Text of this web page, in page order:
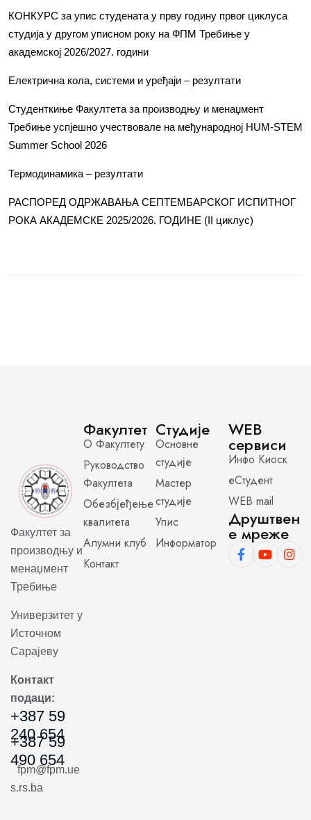
КОНКУРС за упис студената у прву годину првог циклуса
студија у другом уписном року на ФПМ Требиње у
академској 2026/2027. години
Електрична кола, системи и уређаји – резултати
Студенткиње Факултета за производњу и менаџмент
Требиње успјешно учествовале на међународној HUM-STEM
Summer School 2026
Термодинамика – резултати
РАСПОРЕД ОДРЖАВАЊА СЕПТЕМБАРСКОГ ИСПИТНОГ
РОКА АКАДЕМСКЕ 2025/2026. ГОДИНЕ (II циклус)
Факултет за
производњу и
менаџмент
Требиње
Универзитет у
Источном
Сарајеву
Контакт
подаци:
+387 59
240 654
+387 59
490 654
fpm@fpm.ue
s.rs.ba
Факултет
О Факултету
Руководство
Факултета
Обезбјеђење
квалитета
Алумни клуб
Контакт
Студије
Основне
студије
Мастер
студије
Упис
Информатор
WEB
сервиси
Инфо Киоск
еСтудент
WEB mail
Друштвен
е мреже